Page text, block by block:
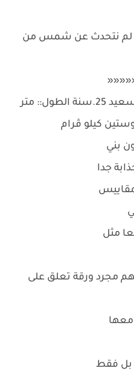
لم نتحدث عن شمس من
الكافي هى شمس رضوان السعيد 25.سنة الطول:: متر
بني
جدا
مثل
مجرد ورقة تعلق على
بل فقط